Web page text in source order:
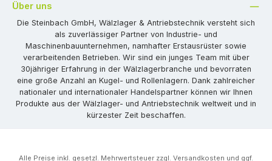
Über uns
Die Steinbach GmbH, Wälzlager & Antriebstechnik versteht sich
als zuverlässiger Partner von Industrie- und
Maschinenbauunternehmen, namhafter Erstausrüster sowie
verarbeitenden Betrieben. Wir sind ein junges Team mit über
30jähriger Erfahrung in der Wälzlagerbranche und bevorraten
eine große Anzahl an Kugel- und Rollenlagern. Dank zahlreicher
nationaler und internationaler Handelspartner können wir Ihnen
Produkte aus der Wälzlager- und Antriebstechnik weltweit und in
kürzester Zeit beschaffen.
Alle Preise inkl. gesetzl. Mehrwertsteuer zzgl. Versandkosten und ggf.